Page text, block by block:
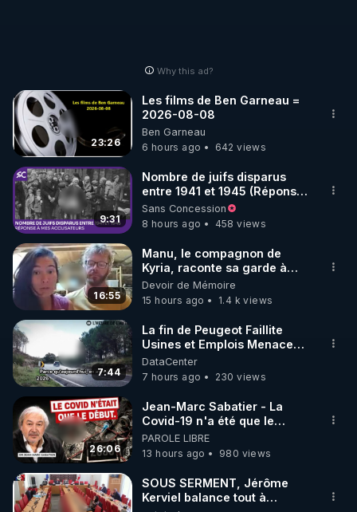
https://twitter.com/bestofcomputer
https://www.facebook.com/bestofcomputer
https://rumble.com/bestofcomputer
https://t.me/bestofcomputerlive
https://www.twitch.tv/bestofcomputer
https://www.bitchute.com/channel/bestofcomputer
APPEL AUX DONS POUR SOUTENIR MON
TRAVAIL D'INTERET PUBLIC AVEC MES LIVE
(SAMEDI 21H / CROWDBUNKER & ODYSEE &
YOUTUBE & TWITTER & VK & RUMBLE &
TELEGRAM & FACEBOOK & TWITCH &
Why this ad?
23:26
Les films de Ben Garneau =
2026-08-08
Ben Garneau
6 hours ago
642 views
9:31
Nombre de juifs disparus
entre 1941 et 1945 (Réponse
à mes accusateurs)
Sans Concession
8 hours ago
458 views
16:55
Manu, le compagnon de
Kyria, raconte sa garde à
vue musclée. PARTAGEZ!
Devoir de Mémoire
15 hours ago
1.4 k views
7:44
La fin de Peugeot Faillite
Usines et Emplois Menacees
- L'heure de l'auto
DataCenter
7 hours ago
230 views
26:06
Jean-Marc Sabatier - La
Covid-19 n'a été que le
début - L'ARNm & l'ARNm-aa
jusqu où auront-t-il ?
PAROLE LIBRE
13 hours ago
980 views
SOUS SERMENT, Jérôme
Kerviel balance tout à